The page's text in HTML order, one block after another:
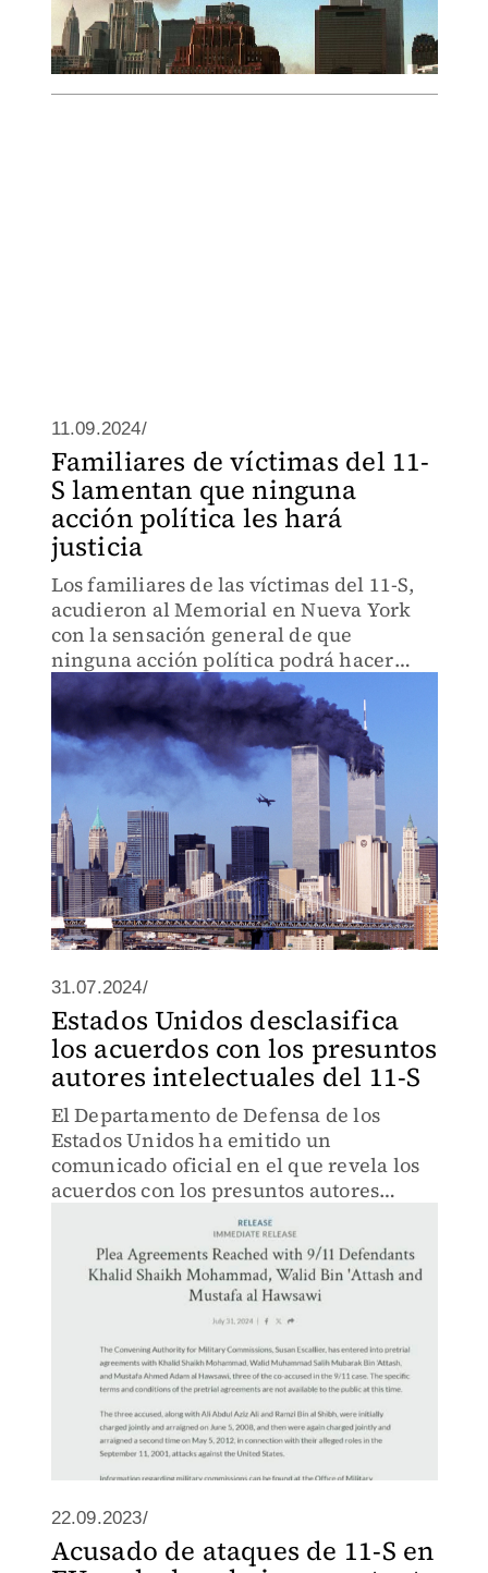
11.09.2024/
Familiares de víctimas del 11-
S lamentan que ninguna
acción política les hará
justicia
Los familiares de las víctimas del 11-S,
acudieron al Memorial en Nueva York
con la sensación general de que
ninguna acción política podrá hacer
justicia.
31.07.2024/
Estados Unidos desclasifica
los acuerdos con los presuntos
autores intelectuales del 11-S
El Departamento de Defensa de los
Estados Unidos ha emitido un
comunicado oficial en el que revela los
acuerdos con los presuntos autores
intelectuales del atentado a las Torres
Gemelas del 11 de septiembre de 2001.
22.09.2023/
Acusado de ataques de 11-S en